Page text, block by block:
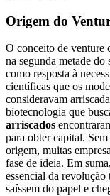
Origem do
O conceito de venture
na segunda metade
como resposta à
científicas que os
consideravam
biotecnologia que
arriscados
para obter capital.
origem, muitas
fase de ideia. Em
essencial da
saíssem do papel e